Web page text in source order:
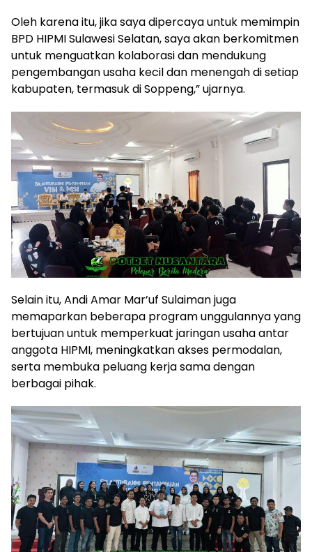
Oleh karena itu, jika saya dipercaya untuk memimpin
BPD HIPMI Sulawesi Selatan, saya akan berkomitmen
untuk menguatkan kolaborasi dan mendukung
pengembangan usaha kecil dan menengah di setiap
kabupaten, termasuk di Soppeng,” ujarnya.
Selain itu, Andi Amar Mar’uf Sulaiman juga
memaparkan beberapa program unggulannya yang
bertujuan untuk memperkuat jaringan usaha antar
anggota HIPMI, meningkatkan akses permodalan,
serta membuka peluang kerja sama dengan
berbagai pihak.